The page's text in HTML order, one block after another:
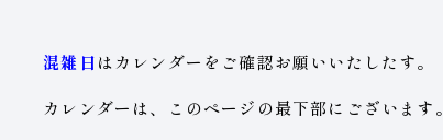
混雑日はカレンダーをご確認お願いいたしたす。
カレンダーは、このページの最下部にございます。